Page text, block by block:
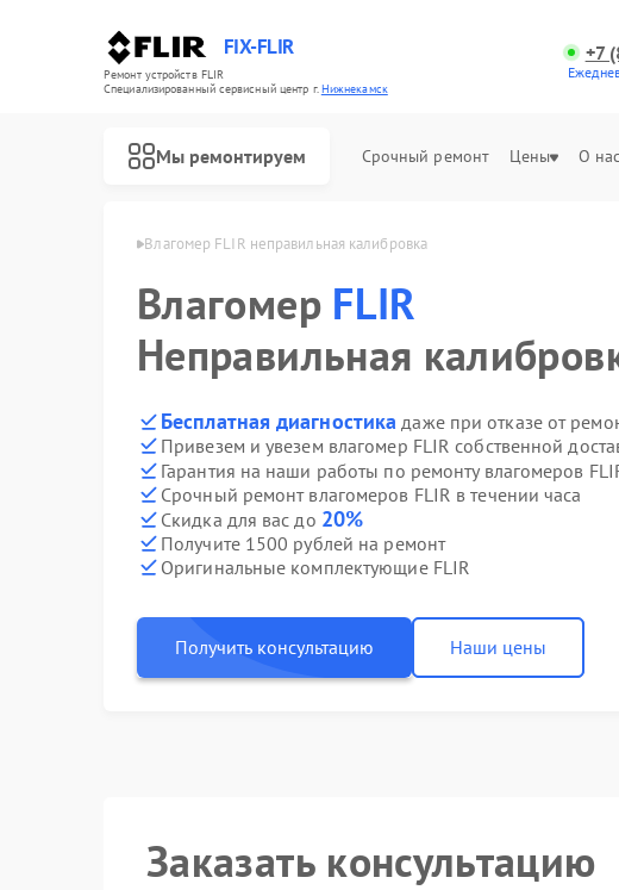
FIX-FLIR
Ремонт устройств FLIR
Специализированный cервисный центр г.Нижнекамск
+7
Мы ремонтируем Срочный ремонт Цены О
в Нижнекамске Влагомер FLIR неправильная калибровка
Влагомер FLIR
Неправильная
Бесплатная диагностика даже при отказе от
Привезем и увезем влагомер FLIR собственной
Гарантия на наши работы по ремонту влагомеров
Срочный ремонт влагомеров FLIR в течении часа
Скидка для вас до 20%
Получите 1500 рублей на ремонт
Оригинальные комплектующие FLIR
Получить консультацию Наши цены
Заказать консультацию